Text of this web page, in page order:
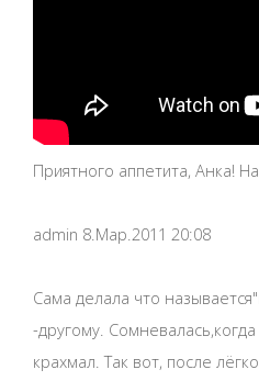
Приятного аппетита, Анка!
admin 8.Мар.2011 20:08
Сама делала что
-другому.
крахмал. Так вот, после